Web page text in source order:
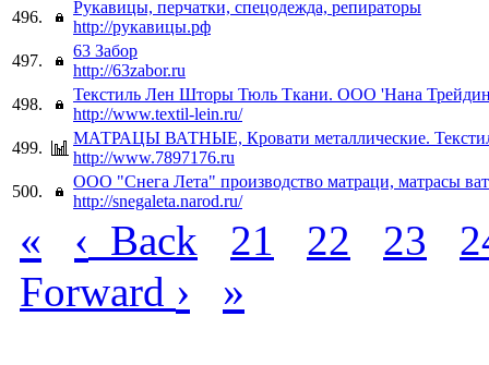
496.
Рукавицы, перчатки, спецодежда, репираторы
http://рукавицы.рф
497.
63 Забор
http://63zabor.ru
498.
Текстиль Лен Шторы Тюль Ткани. ООО 'Нана
http://www.textil-lein.ru/
499.
МАТРАЦЫ ВАТНЫЕ, Кровати металлические.
http://www.7897176.ru
500.
ООО "Снега Лета" производство матраци, матрасы
http://snegaleta.narod.ru/
« ‹ Back 21 22 23
Forward › »